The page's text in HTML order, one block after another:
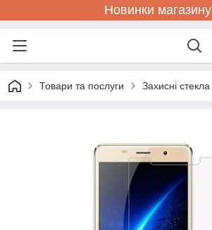
Новинки магазину
Товари та послуги Захисні